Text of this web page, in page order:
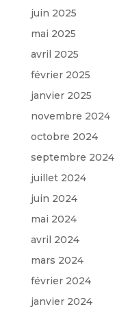
juin 2025
mai 2025
avril 2025
février 2025
janvier 2025
novembre 2024
octobre 2024
septembre 2024
juillet 2024
juin 2024
mai 2024
avril 2024
mars 2024
février 2024
janvier 2024